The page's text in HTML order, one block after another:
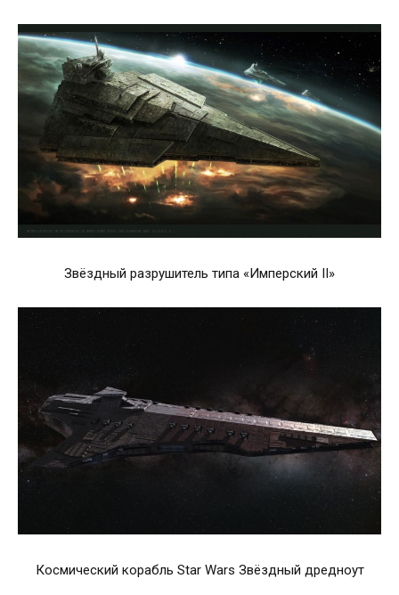
Звёздный разрушитель типа «Имперский II»
Космический корабль Star Wars Звёздный дредноут